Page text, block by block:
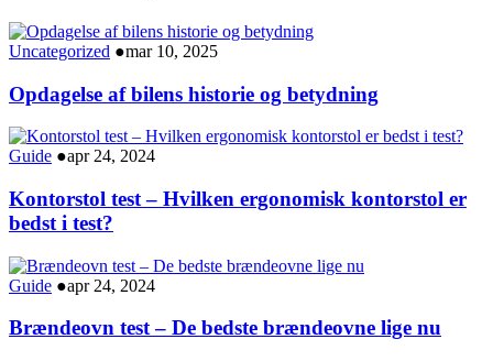
Uncategorized ●mar 10, 2025
Opdagelse af bilens historie og betydning
Guide ●apr 24, 2024
Kontorstol test – Hvilken ergonomisk kontorstol er
bedst i test?
Guide ●apr 24, 2024
Brændeovn test – De bedste brændeovne lige nu